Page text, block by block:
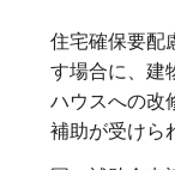
住宅確保要配
す場合に、建
ハウスへの改
補助が受けら